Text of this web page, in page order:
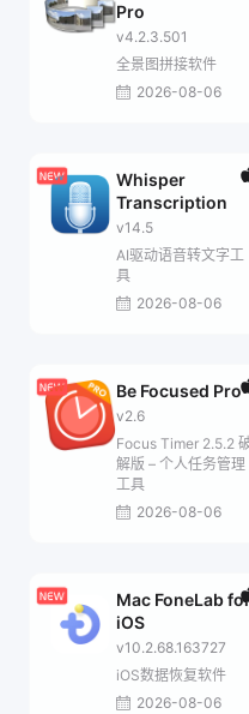
Pro
v4.2.3.501
全景图拼接软件
2026-08-06
Whisper
Transcription
v14.5
AI驱动语音转文字工
具
2026-08-06
Be Focused Pro
v2.6
Focus Timer 2.5.2
解版 – 个人任务管理
工具
2026-08-06
Mac FoneLab
iOS
v10.2.68.163727
iOS数据恢复软件
2026-08-06